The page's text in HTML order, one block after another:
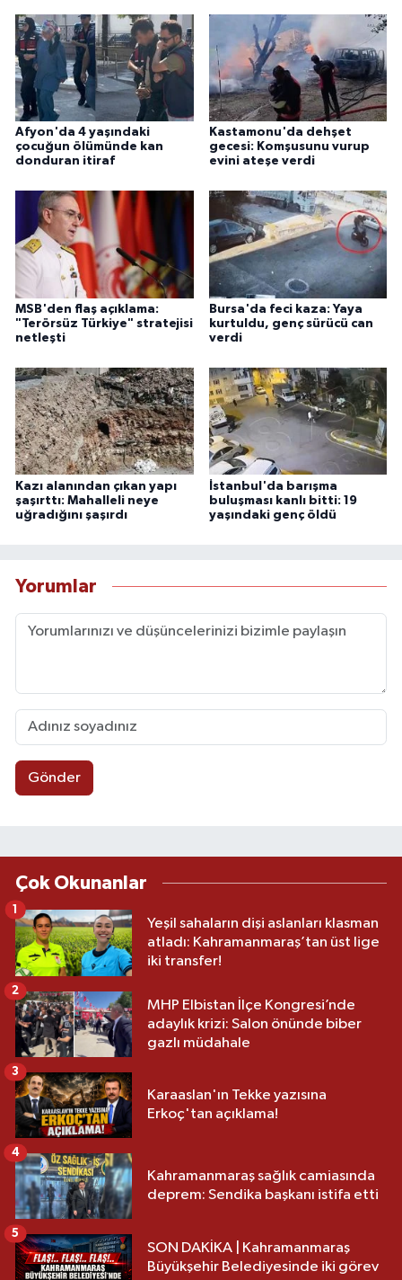
Afyon'da 4 yaşındaki
çocuğun ölümünde kan
donduran itiraf
Kastamonu'da dehşet
gecesi: Komşusunu vurup
evini ateşe verdi
MSB'den flaş açıklama:
"Terörsüz Türkiye" stratejisi
netleşti
Bursa'da feci kaza: Yaya
kurtuldu, genç sürücü can
verdi
Kazı alanından çıkan yapı
şaşırttı: Mahalleli neye
uğradığını şaşırdı
İstanbul'da barışma
buluşması kanlı bitti: 19
yaşındaki genç öldü
Yorumlar
Gönder
Çok Okunanlar
Yeşil sahaların dişi aslanları klasman
atladı: Kahramanmaraş’tan üst lige
iki transfer!
1
MHP Elbistan İlçe Kongresi’nde
adaylık krizi: Salon önünde biber
gazlı müdahale
2
Karaaslan'ın Tekke yazısına
Erkoç'tan açıklama!
3
Kahramanmaraş sağlık camiasında
deprem: Sendika başkanı istifa etti
4
SON DAKİKA | Kahramanmaraş
Büyükşehir Belediyesinde iki görev
5